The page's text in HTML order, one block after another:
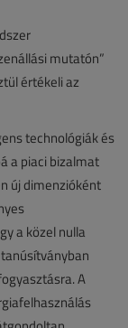
mutatón”
értékeli az
technológiák és
a piaci bizalmat
új dimenzióként
a közel nulla
A